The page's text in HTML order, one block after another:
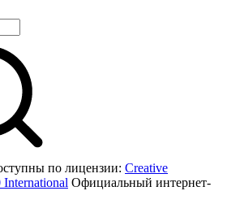
по лицензии: Creative
Официальный интернет-